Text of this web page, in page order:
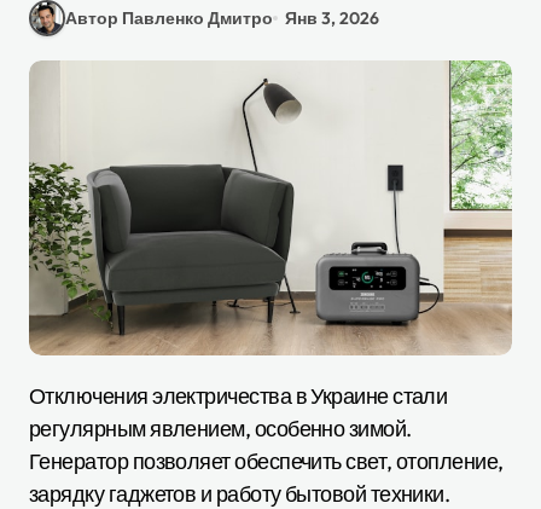
Автор Павленко Дмитро Янв 3, 2026
Отключения электричества в Украине стали
регулярным явлением, особенно зимой.
Генератор позволяет обеспечить свет, отопление,
зарядку гаджетов и работу бытовой техники.